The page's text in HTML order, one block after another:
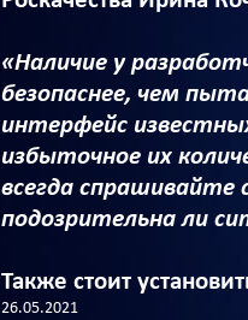
«Наличие у
безопаснее, чем
интерфейс
избыточное их
всегда спрашивайте
подозрительна ли
Также стоит
26.05.2021